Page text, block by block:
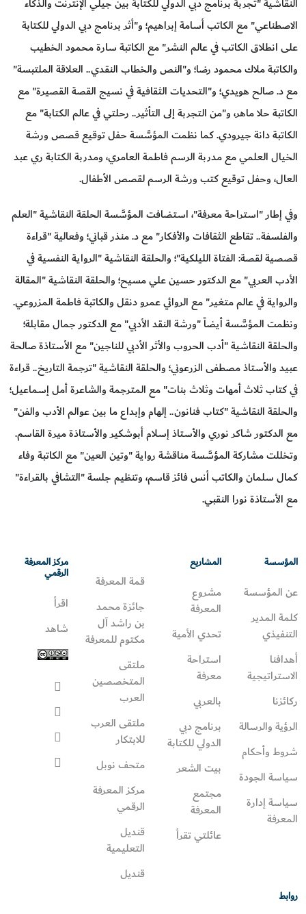
الاصطناعي" مع الكاتب أسامة إبراهيم؛ و"أثر برنامج دبي الدولي للكتابة
على انطلاق الكاتب في عالم النشر" مع الكاتبة سارة محمود الخطيب
والكاتبة ملاك محمود رضا؛ و"النص والخطاب النقدي.. العلاقة الملتبسة"
مع د. صالح هويدي؛ و"التحديات الثقافية في نسيج القصة القصيرة" مع
الكاتبة حلا ماهر، و"من التجربة إلى التأثير.. رحلتي في عالم الكتابة" مع
الكاتبة دانة جيرودي. كما نظمت المؤسَّسة حفل توقيع قصص ورشة
الخيال العلمي مع مدربة الرسم فاطمة العامري، ومدربة الكتابة ري عبد
العال، وحفل توقيع كتب ورشة الرسم لقصص الأطفال.
وفي إطار "استراحة معرفة"، استضافت المؤسَّسة الحلقة النقاشية "العلم
والفلسفة.. تقاطع الثقافات والأفكار" مع د. منذر قباني؛ وفعالية "قراءة
قصصية لقصة: الفتاة الليلكية"؛ والحلقة النقاشية "الرواية النفسية في
الأدب العربي" مع الدكتور حسين علي مسيح؛ والحلقة النقاشية "المقالة
والرواية في عالم متغير" مع الروائي عمرو دنقل والكاتبة فاطمة المزروعي.
ونظمت المؤسَّسة أيضاً "ورشة النقد الأدبي" مع الدكتور جمال مقابلة؛
والحلقة النقاشية "أدب الحروب والأثر الأدبي للناجين" مع الأستاذة صالحة
عبيد والأستاذ مصطفى الزرعوني؛ والحلقة النقاشية "ترجمة التاريخ.. قراءة
في كتاب ثلاث أمهات وثلاث بنات" مع المترجمة والشاعرة أمل إسماعيل؛
والحلقة النقاشية "كتاب فنانون.. إلهام وإبداع ما بين عوالم الأدب والفن"
مع الدكتور شاكر نوري والأستاذ إسلام أبوشكير والأستاذة ميرة القاسم.
وتخللت مشاركة المؤسَّسة مناقشة رواية "وتين العين" مع الكاتبة وفاء
كمال سلمان والكاتب أنس فائز قاسم، وتنظيم جلسة "التشافي بالقراءة"
مع الأستاذة نورا النقبي.
المؤسسة
عن المؤسسة
كلمة المدير
التنفيذي
أهدافنا
الاستراتيجية
ركائزنا
الرؤية والرسالة
شروط وأحكام
سياسة الجودة
سياسة إدارة
المعرفة
المشاريع
مشروع
المعرفة
تحدي الأمية
استراحة
معرفة
بالعربي
برنامج دبي
الدولي للكتابة
بيت الشعر
مجتمع
المعرفة
عائلتي تقرأ‎
قمة المعرفة
جائزة محمد
بن راشد آل
مكتوم للمعرفة
ملتقى
المتخصصين
العرب
ملتقى العرب
للابتكار
متحف نوبل
مركز المعرفة
الرقمي
قنديل
التعليمية
قنديل
مركز المعرفة
الرقمي
اقرأ
شاهد
روابط